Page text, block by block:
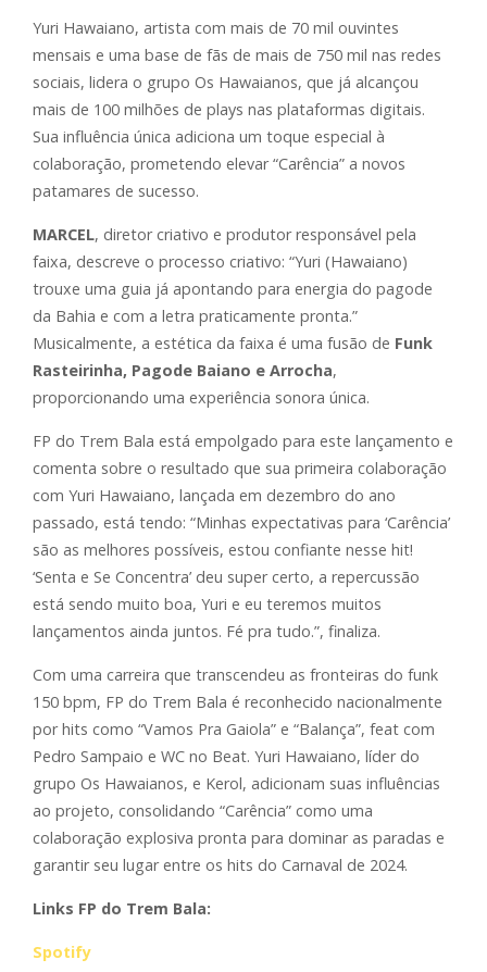
Yuri Hawaiano, artista com mais de 70 mil ouvintes
mensais e uma base de fãs de mais de 750 mil nas redes
sociais, lidera o grupo Os Hawaianos, que já alcançou
mais de 100 milhões de plays nas plataformas digitais.
Sua influência única adiciona um toque especial à
colaboração, prometendo elevar “Carência” a novos
patamares de sucesso.
MARCEL, diretor criativo e produtor responsável pela
faixa, descreve o processo criativo: “Yuri (Hawaiano)
trouxe uma guia já apontando para energia do pagode
da Bahia e com a letra praticamente pronta.”
Musicalmente, a estética da faixa é uma fusão de Funk
Rasteirinha, Pagode Baiano e Arrocha,
proporcionando uma experiência sonora única.
FP do Trem Bala está empolgado para este lançamento e
comenta sobre o resultado que sua primeira colaboração
com Yuri Hawaiano, lançada em dezembro do ano
passado, está tendo: “Minhas expectativas para ‘Carência’
são as melhores possíveis, estou confiante nesse hit!
‘Senta e Se Concentra’ deu super certo, a repercussão
está sendo muito boa, Yuri e eu teremos muitos
lançamentos ainda juntos. Fé pra tudo.”, finaliza.
Com uma carreira que transcendeu as fronteiras do funk
150 bpm, FP do Trem Bala é reconhecido nacionalmente
por hits como “Vamos Pra Gaiola” e “Balança”, feat com
Pedro Sampaio e WC no Beat. Yuri Hawaiano, líder do
grupo Os Hawaianos, e Kerol, adicionam suas influências
ao projeto, consolidando “Carência” como uma
colaboração explosiva pronta para dominar as paradas e
garantir seu lugar entre os hits do Carnaval de 2024.
Links FP do Trem Bala:
Spotify